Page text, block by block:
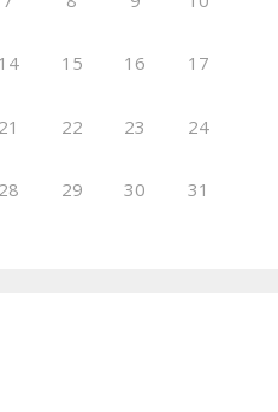
14 15 16 17
21 22 23 24
28 29 30 31